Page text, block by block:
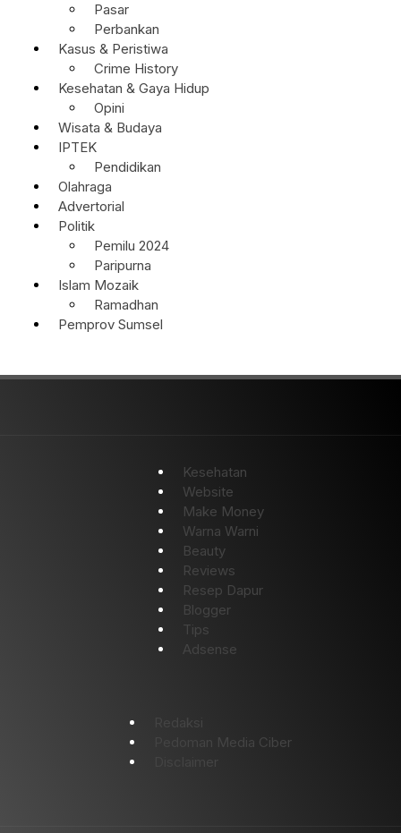
Pasar
Perbankan
Kasus & Peristiwa
Crime History
Kesehatan & Gaya Hidup
Opini
Wisata & Budaya
IPTEK
Pendidikan
Olahraga
Advertorial
Politik
Pemilu 2024
Paripurna
Islam Mozaik
Ramadhan
Pemprov Sumsel
Kesehatan
Website
Make Money
Warna Warni
Beauty
Reviews
Resep Dapur
Blogger
Tips
Adsense
Redaksi
Pedoman Media Ciber